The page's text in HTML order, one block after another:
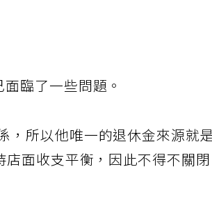
臨了一些問題。
，所以他唯一的退休金來源就
店面收支平衡，因此不得不關